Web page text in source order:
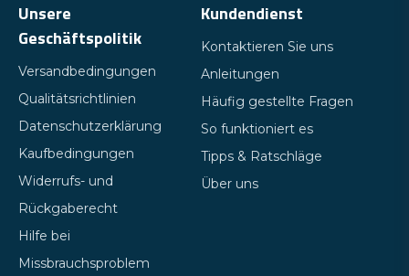
Unsere
Geschäftspolitik
Versandbedingungen
Qualitätsrichtlinien
Datenschutzerklärung
Kaufbedingungen
Widerrufs- und
Rückgaberecht
Hilfe bei
Missbrauchsproblem
Kundendienst
Kontaktieren Sie uns
Anleitungen
Häufig gestellte Fragen
So funktioniert es
Tipps & Ratschläge
Über uns